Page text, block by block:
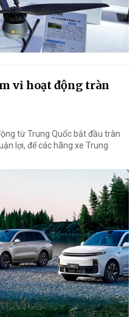
vi hoạt động tràn
từ Trung Quốc bắt đầu tràn
lợi, để các hãng xe Trung